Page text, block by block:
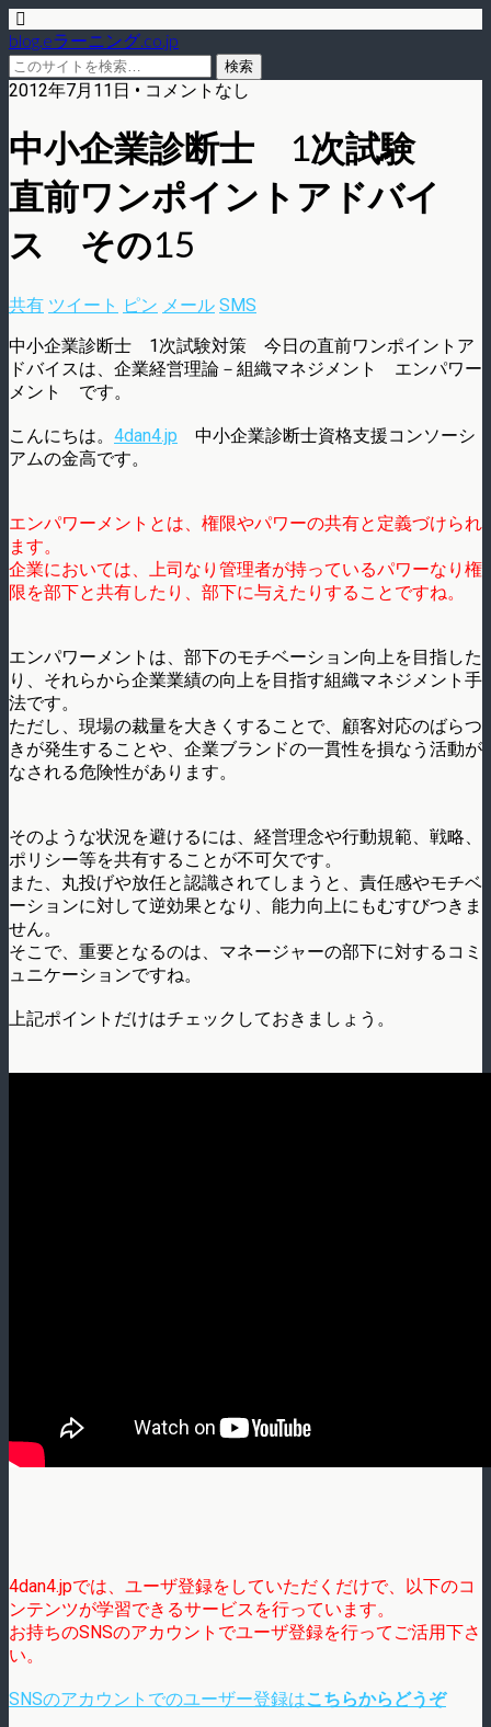
blog.eラーニング.co.jp
2012年7月11日 • コメントなし
中小企業診断士 1次試験
直前ワンポイントアドバイ
ス その15
共有 ツイート ピン メール SMS
中小企業診断士 1次試験対策 今日の直前ワンポイントア
ドバイスは、企業経営理論－組織マネジメント エンパワー
メント です。
こんにちは。 4dan4.jp 中小企業診断士資格支援コンソーシ
アムの金高です。
エンパワーメントとは、権限やパワーの共有と定義づけられ
ます。
企業においては、上司なり管理者が持っているパワーなり権
限を部下と共有したり、部下に与えたりすることですね。
エンパワーメントは、部下のモチベーション向上を目指した
り、それらから企業業績の向上を目指す組織マネジメント手
法です。
ただし、現場の裁量を大きくすることで、顧客対応のばらつ
きが発生することや、企業ブランドの一貫性を損なう活動が
なされる危険性があります。
そのような状況を避けるには、経営理念や行動規範、戦略、
ポリシー等を共有することが不可欠です。
また、丸投げや放任と認識されてしまうと、責任感やモチベ
ーションに対して逆効果となり、能力向上にもむすびつきま
せん。
そこで、重要となるのは、マネージャーの部下に対するコミ
ュニケーションですね。
上記ポイントだけはチェックしておきましょう。
4dan4.jpでは、ユーザ登録をしていただくだけで、以下のコ
ンテンツが学習できるサービスを行っています。
お持ちのSNSのアカウントでユーザ登録を行ってご活用下さ
い。
SNSのアカウントでのユーザー登録はこちらからどうぞ